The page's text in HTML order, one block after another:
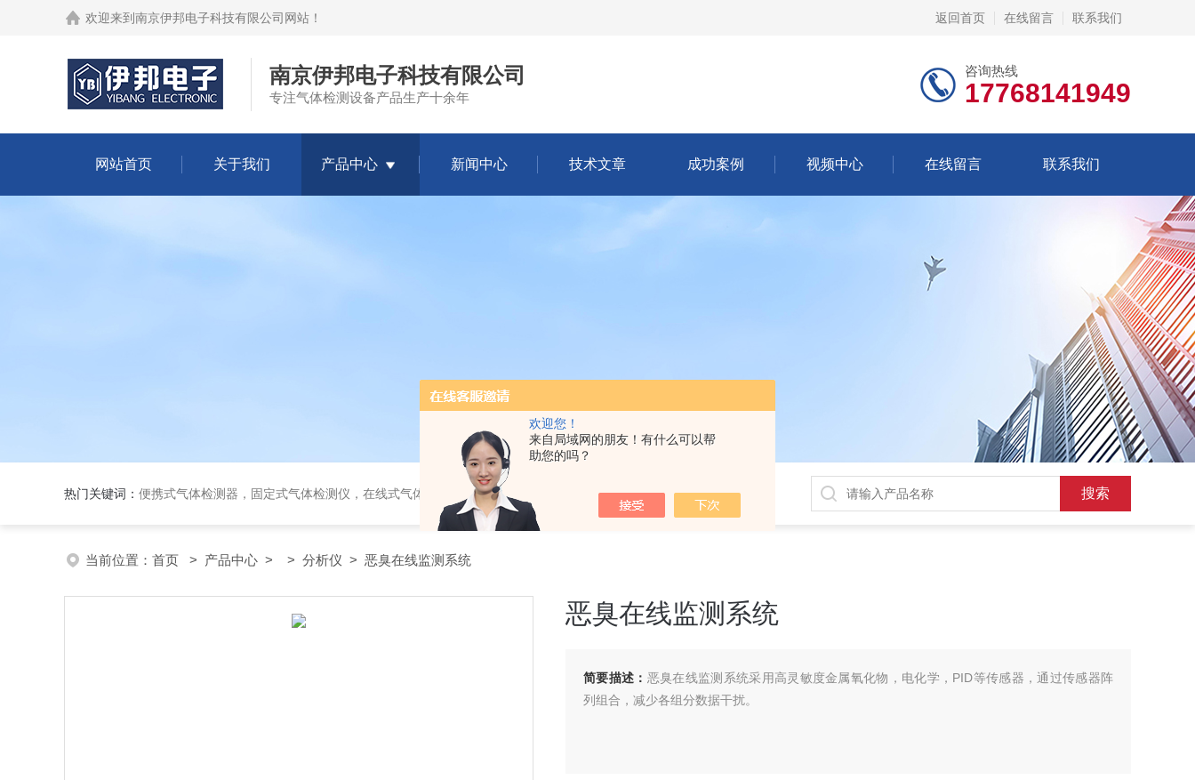
欢迎您！
来自局域网的朋友！有什么可以帮
助您的吗？
欢迎来到 南京伊邦电子科技有限公司网站 ！ 返回首页 在线留言 联系我们
南京伊邦电子科技有限公司
专注气体检测设备产品生产十余年
咨询热线
17768141949
网站首页 关于我们 产品中心 新闻中心 技术文章 成功案例 视频中心 在线留言 联系我们
热门关键词： 便携式气体检测器，固定式气体检测仪，在线式气体分析仪，可燃有毒气体分析仪，在线式氧含量分析仪
当前位置： 首页 > 产品中心 > > 分析仪 > 恶臭在线监测系统
恶臭在线监测系统
简要描述： 恶臭在线监测系统采用高灵敏度金属氧化物，电化学，PID等传感器，通过传感器阵
列组合，减少各组分数据干扰。